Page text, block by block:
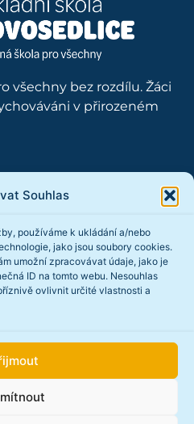
Souhlas
používáme k ukládání a/nebo
jako jsou soubory cookies.
umožní zpracovávat údaje, jako je
ID na tomto webu. Nesouhlas
ovlivnit určité vlastnosti a
všechny bez rozdílu. Žáci
v přirozeném